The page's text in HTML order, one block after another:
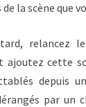
la scène que
relancez
ajoutez cette
depuis
par un